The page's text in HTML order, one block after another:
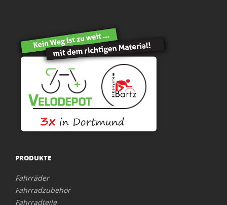
PRODUKTE
Fahrräder
Fahrradzubehör
Fahrradteile